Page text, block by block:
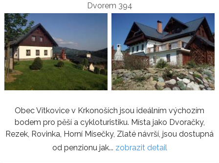
Dvorem 394
Obec Vítkovice v Krkonoších jsou ideálním výchozím
bodem pro pěší a cykloturistiku. Místa jako Dvoračky,
Rezek, Rovinka, Horní Mísečky, Zlaté návrší, jsou dostupná
od penzionu jak... zobrazit detail